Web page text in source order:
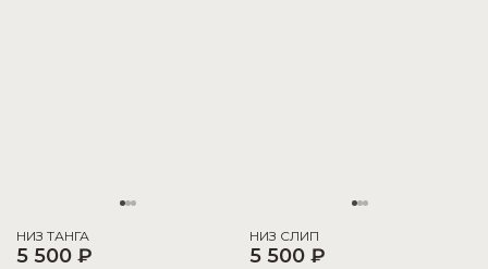
НИЗ ТАНГА
5 500 ₽
НИЗ СЛИП
5 500 ₽